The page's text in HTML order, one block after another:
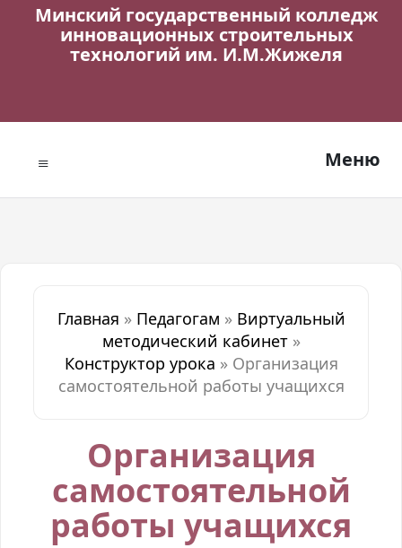
Минский государственный колледж
инновационных строительных
технологий им. И.М.Жижеля
Меню
Главная » Педагогам » Виртуальный
методический кабинет»
Конструктор урока » Организация
самостоятельной работы учащихся
Организация
самостоятельной
работы учащихся